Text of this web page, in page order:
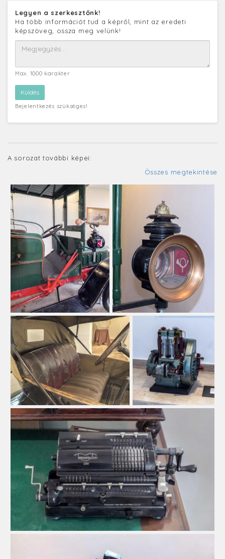
Legyen a szerkesztőnk!
Ha több információt tud a képről, mint az eredeti
képszöveg, ossza meg velünk!
Max. 1000 karakter
Bejelentkezés szükséges!
A sorozat további képei:
Összes megtekintése